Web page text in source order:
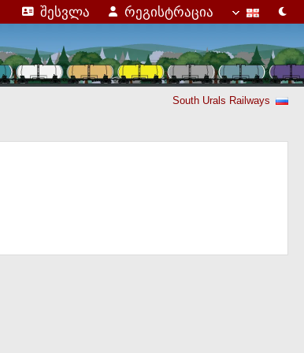
შესვლა რეგისტრაცია
South Urals Railways